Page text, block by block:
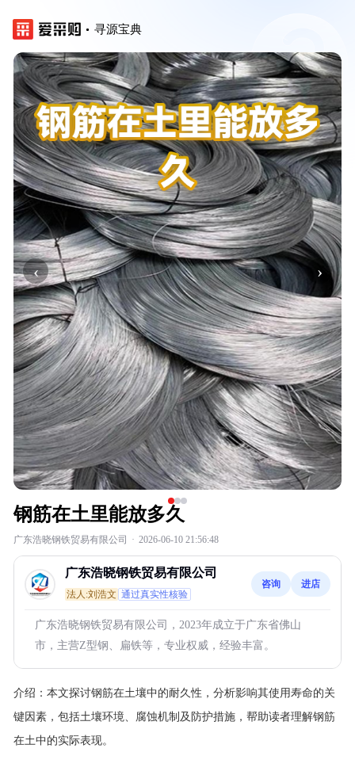
寻源宝典
‹ ›
钢筋在土里能放多久
广东浩晓钢铁贸易有限公司 · 2026-06-10 21:56:48
广东浩晓钢铁贸易有限公司
法人:刘浩文 通过真实性核验
咨询 进店
广东浩晓钢铁贸易有限公司，2023年成立于广东省佛山
市，主营Z型钢、扁铁等，专业权威，经验丰富。
介绍： 本文探讨钢筋在土壤中的耐久性，分析影响其使用寿命的关
键因素，包括土壤环境、腐蚀机制及防护措施，帮助读者理解钢筋
在土中的实际表现。